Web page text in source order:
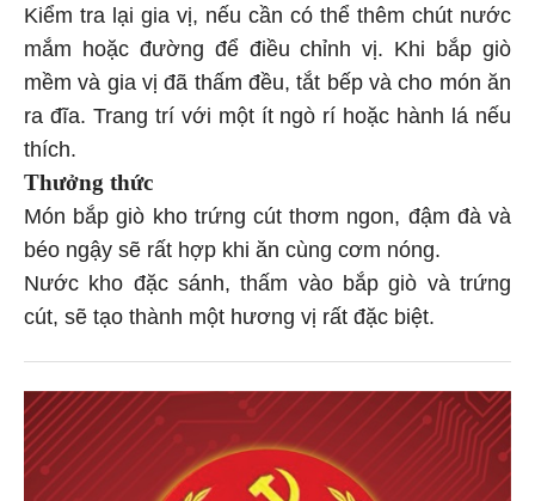
Kiểm tra lại gia vị, nếu cần có thể thêm chút nước
mắm hoặc đường để điều chỉnh vị. Khi bắp giò
mềm và gia vị đã thấm đều, tắt bếp và cho món ăn
ra đĩa. Trang trí với một ít ngò rí hoặc hành lá nếu
thích.
Thưởng thức
Món bắp giò kho trứng cút thơm ngon, đậm đà và
béo ngậy sẽ rất hợp khi ăn cùng cơm nóng.
Nước kho đặc sánh, thấm vào bắp giò và trứng
cút, sẽ tạo thành một hương vị rất đặc biệt.